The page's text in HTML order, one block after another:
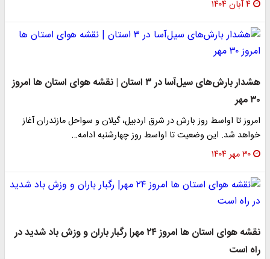
۴ آبان ۱۴۰۴
هشدار بارش‌های سیل‌آسا در ۳ استان | نقشه هوای استان ها امروز
۳۰ مهر
امروز تا اواسط روز بارش در شرق اردبیل، گیلان و سواحل مازندران آغاز
خواهد شد. این وضعیت تا اواسط روز چهارشنبه ادامه…
۳۰ مهر ۱۴۰۴
نقشه هوای استان ها امروز ۲۴ مهر| رگبار باران و وزش باد شدید در
راه است